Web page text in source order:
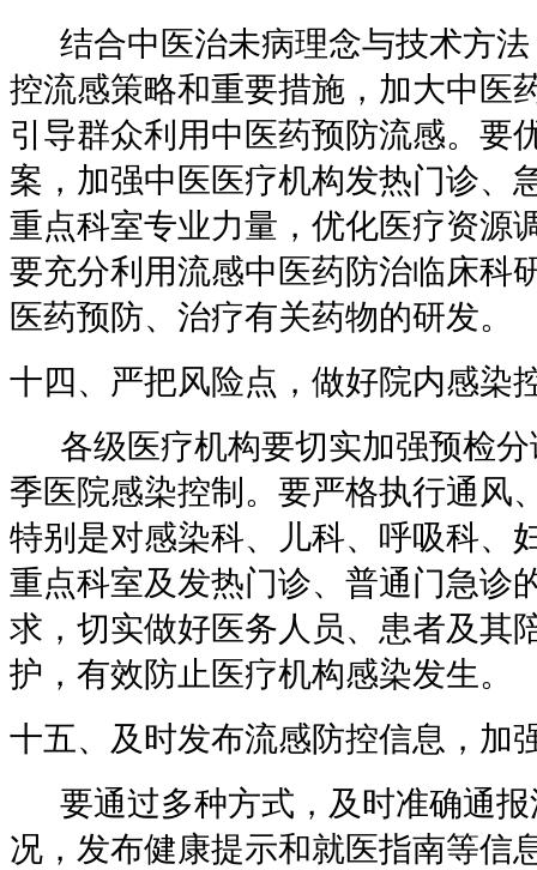
结合中医治未病理念与技术方法
控流感策略和重要措施，加大中医
引导群众利用中医药预防流感。要
案，加强中医医疗机构发热门诊、
重点科室专业力量，优化医疗资源
要充分利用流感中医药防治临床科
医药预防、治疗有关药物的研发。
十四、严把风险点，做好院内感染
各级医疗机构要切实加强预检分
季医院感染控制。要严格执行通风
特别是对感染科、儿科、呼吸科、
重点科室及发热门诊、普通门急诊
求，切实做好医务人员、患者及其
护，有效防止医疗机构感染发生。
十五、及时发布流感防控信息，加
要通过多种方式，及时准确通报
况，发布健康提示和就医指南等信